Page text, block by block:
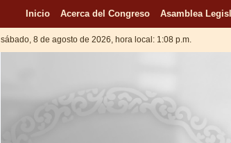
Inicio Acerca del Congreso Asamblea
sábado, 8 de agosto de 2026, hora local: 1:08 p.m.